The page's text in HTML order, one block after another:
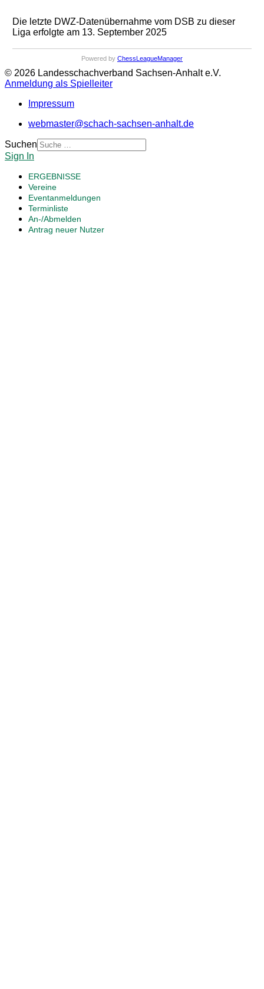
Die letzte DWZ-Datenübernahme vom DSB zu dieser
Liga erfolgte am 13. September 2025
Powered by ChessLeagueManager
© 2026 Landesschachverband Sachsen-Anhalt e.V.
Anmeldung als Spielleiter
Impressum
webmaster@schach-sachsen-anhalt.de
Suchen
Sign In
ERGEBNISSE
Vereine
Eventanmeldungen
Terminliste
An-/Abmelden
Antrag neuer Nutzer